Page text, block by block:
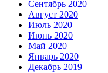
Сентябрь 2020
Август 2020
Июль 2020
Июнь 2020
Май 2020
Январь 2020
Декабрь 2019